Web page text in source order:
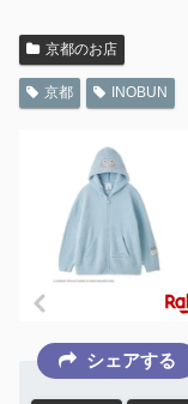
京都のお店
京都 INOBUN
シェアする